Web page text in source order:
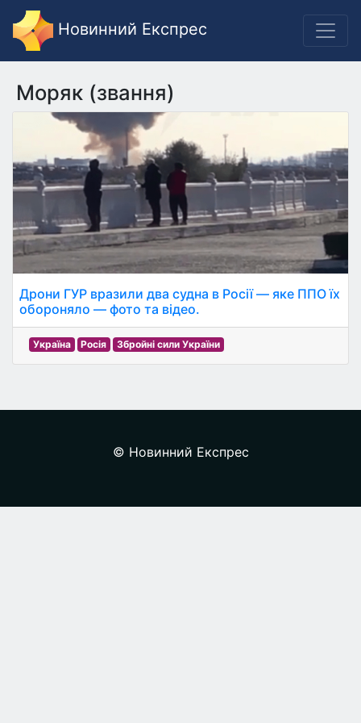
Новинний Експрес
Моряк (звання)
Дрони ГУР вразили два судна в Росії — яке ППО їх
обороняло — фото та відео.
Україна Росія Збройні сили України
© Новинний Експрес